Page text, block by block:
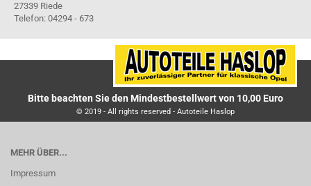
27339 Riede
Telefon: 04294 - 673
Bitte beachten Sie den Mindestbestellwert von 10,00 Euro
© 2019 - All rights reserved - Autoteile Haslop
MEHR ÜBER...
Impressum